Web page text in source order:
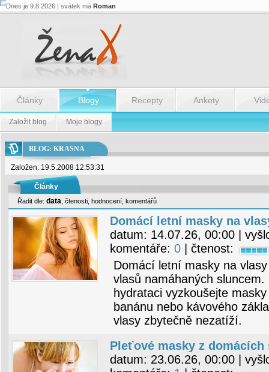
Dnes je 9.8.2026 | svátek má Roman
Články Blogy Recepty Ankety
Založit blog Moje blogy
BLOG: KRÁSNÁ
Založen: 19.5.2008 12:53:31
Články
Řadit dle: data čtenosti hodnocení komentářů
Domácí letní masky na
datum: 14.07.26, 00:00 |
komentáře: 0 | čtenost:
Domácí letní masky na
vlasů namáhaných
hydrataci vyzkoušejte
banánu nebo kávového
vlasy zbytečně nezatíží.
Pleťové masky z domácích
datum: 23.06.26, 00:00 |